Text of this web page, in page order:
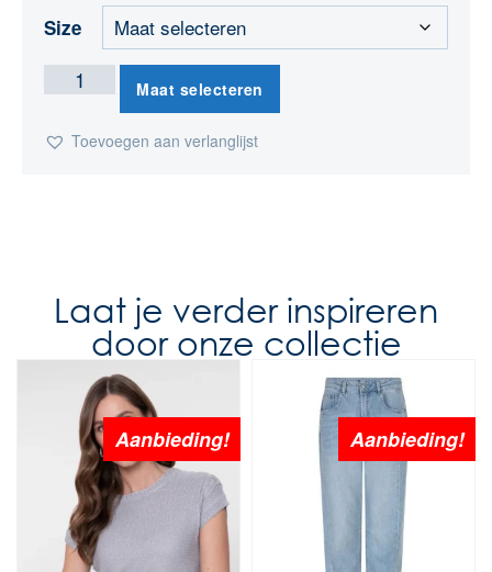
Size
Maat selecteren
Toevoegen aan verlanglijst
Laat je verder inspireren
door onze collectie
Aanbieding! Aanbieding!